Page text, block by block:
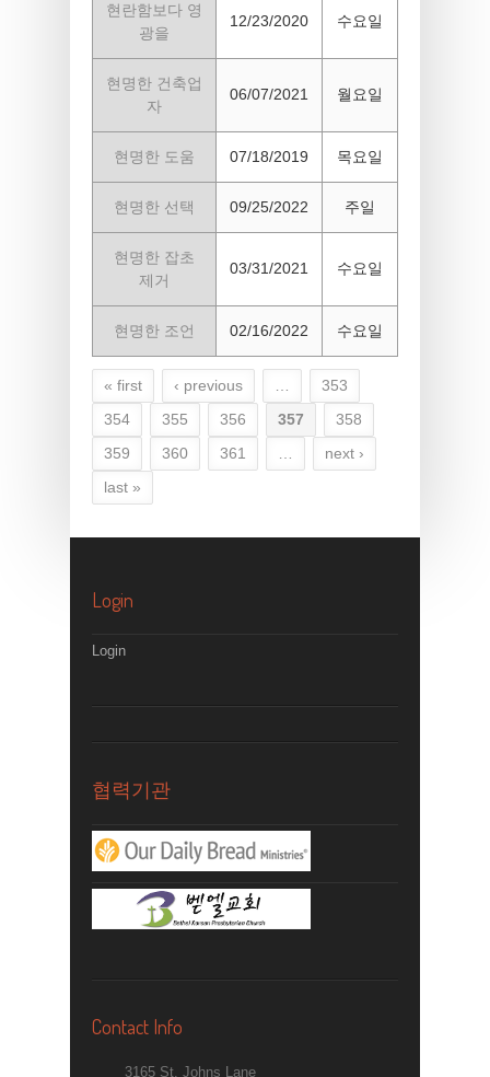
현란함보다 영
광을
12/23/2020 수요일
현명한 건축업
자
06/07/2021 월요일
현명한 도움 07/18/2019 목요일
현명한 선택 09/25/2022 주일
현명한 잡초
제거
03/31/2021 수요일
현명한 조언 02/16/2022 수요일
Pages
« first ‹ previous
353
354
355 356 357
358
359
360 361
next ›
last »
Login
Login
협력기관
Contact Info
3165 St. Johns Lane